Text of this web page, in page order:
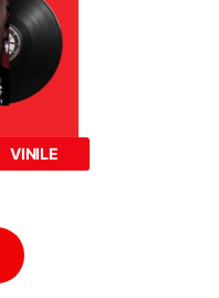
VINILE